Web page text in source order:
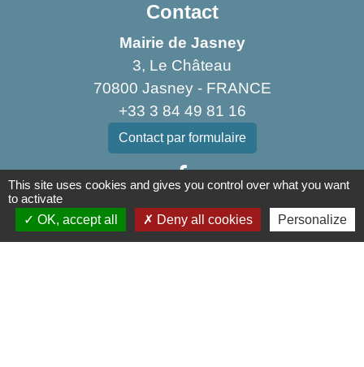
Contact
Mairie de Jasney
3, Le Château
70800 Jasney - FRANCE
+33 3 84 49 81 16
Contact par formulaire
Liens
This site uses cookies and gives you control over what you want
to activate
OK, accept all
Deny all cookies Personalize